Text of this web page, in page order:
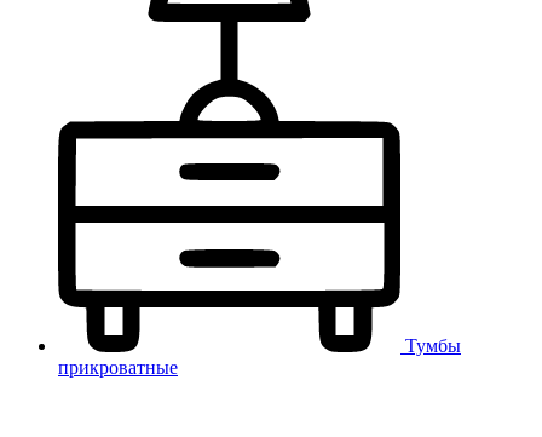
Тумбы
прикроватные